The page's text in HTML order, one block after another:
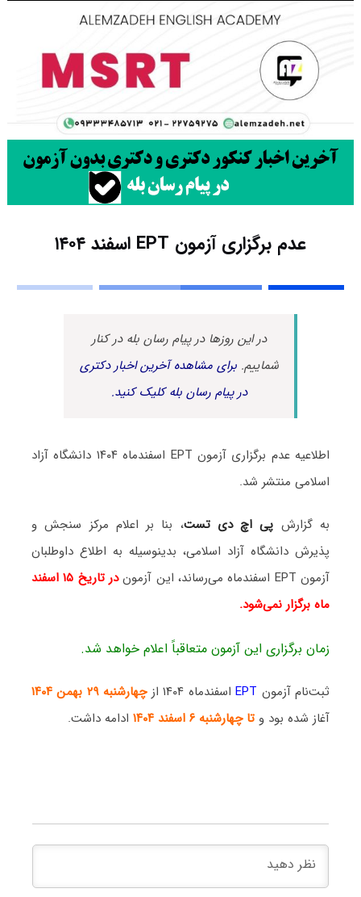
عدم برگزاری آزمون EPT اسفند ۱۴۰۴
در این روزها در پیام رسان بله در کنار
شماییم.برای مشاهده آخرین اخبار دکتری
در پیام رسان بله کلیک کنید.
اطلاعیه عدم برگزاری آزمون EPT اسفندماه ۱۴۰۴ دانشگاه آزاد
اسلامی منتشر شد.
به گزارش پی اچ دی تست، بنا بر اعلام مرکز سنجش و
پذیرش دانشگاه آزاد اسلامی، بدینوسیله به اطلاع داوطلبان
آزمون EPT اسفندماه می‌رساند، این آزمون
در تاریخ ۱۵ اسفند
ماه برگزار نمی‌شود.
زمان برگزاری این آزمون متعاقباً اعلام خواهد شد.
ثبت‌نام آزمون EPT اسفندماه ۱۴۰۴ ازچهارشنبه ۲۹ بهمن ۱۴۰۴
آغاز شده بود و تا چهارشنبه ۶ اسفند ۱۴۰۴ ادامه داشت.